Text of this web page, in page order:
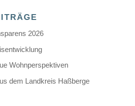
2026
Wohnperspektiven
dem Landkreis Haßberge